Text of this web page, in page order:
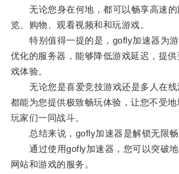
无论您身在何地，都可以畅享高速的
览、购物、观看视频和和玩游戏。
特别值得一提的是，gofly加速器为游
优化的服务器，能够降低游戏延迟，提
戏体验。
无论您是喜爱竞技游戏还是多人在线
都能为您提供极致畅玩体验，让您不受
玩家们一同战斗。
总结来说，gofly加速器是解锁无限畅
通过使用gofly加速器，您可以突破地
网站和游戏的服务。